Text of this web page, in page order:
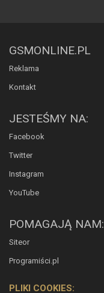
GSMONLINE.PL
Reklama
Kontakt
JESTEŚMY NA:
Facebook
Twitter
Instagram
YouTube
POMAGAJĄ NAM:
Siteor
Programiści.pl
PLIKI COOKIES: